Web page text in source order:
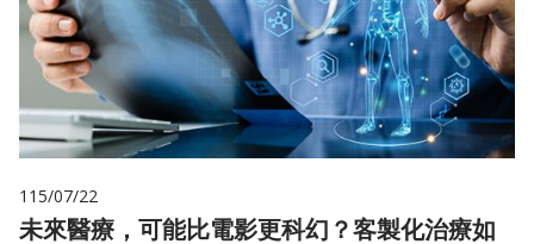
115/07/22
未來醫療，可能比電影更科幻？客製化治療如